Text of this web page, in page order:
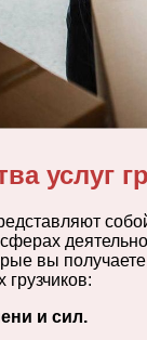
услуг
вы
и сил.